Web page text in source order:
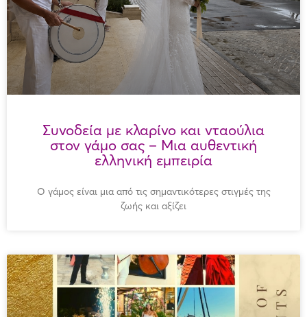
Συνοδεία με κλαρίνο και νταούλια
στον γάμο σας – Μια αυθεντική
ελληνική εμπειρία
Ο γάμος είναι μια από τις σημαντικότερες στιγμές της
ζωής και αξίζει